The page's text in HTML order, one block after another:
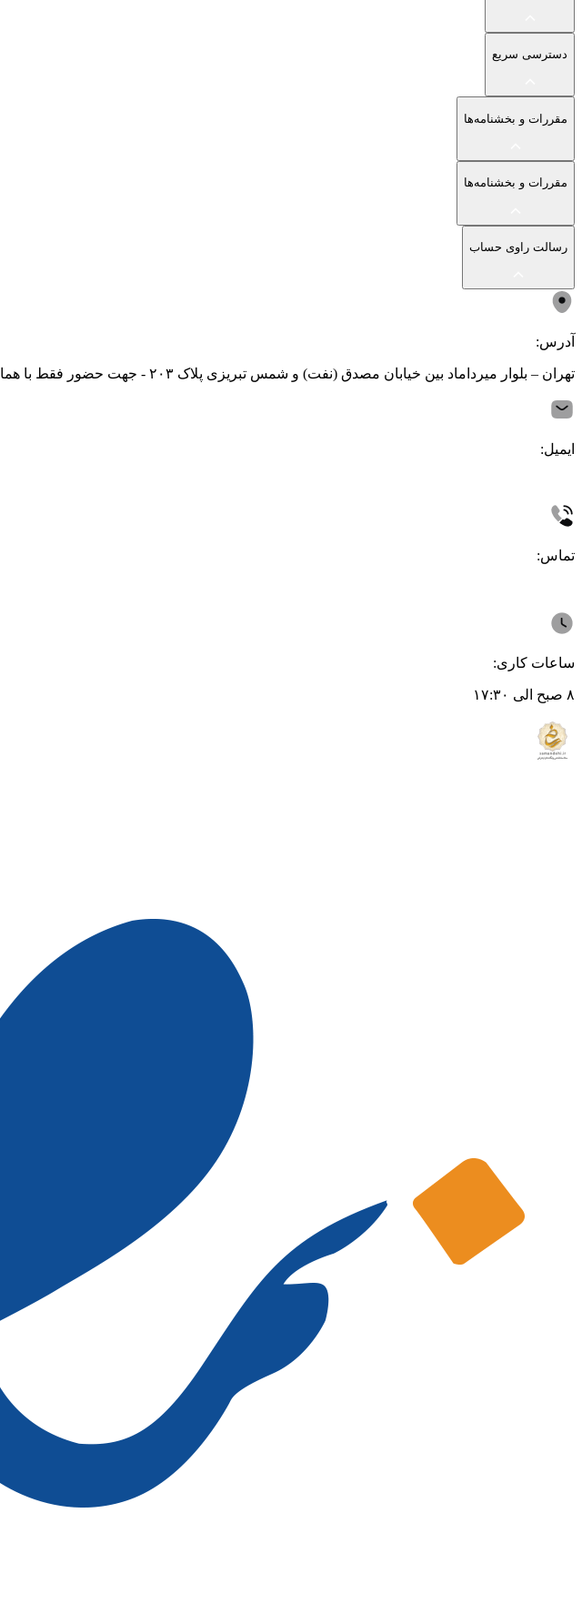
دسترسی سریع
مقررات و بخشنامه‌ها
مقررات و بخشنامه‌ها
رسالت راوی حساب
آدرس:
تهران – بلوار میرداماد بین خیابان مصدق (نفت) و شمس تبریزی پلاک ۲۰۳ - جهت حضور فقط با هماهنگی قبلی
ایمیل:
تماس:
ساعات کاری:
۸ صبح الی ۱۷:۳۰